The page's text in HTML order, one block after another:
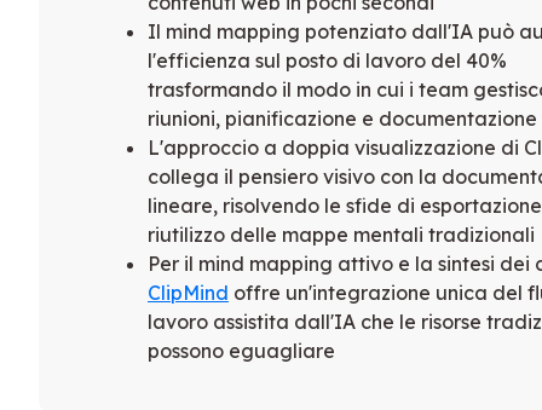
Il mind mapping potenziato dall'IA può
l'efficienza sul posto di lavoro del 40%
trasformando il modo in cui i team
riunioni, pianificazione e documentazione
L'approccio a doppia visualizzazione di
collega il pensiero visivo con la
lineare, risolvendo le sfide di
riutilizzo delle mappe mentali tradizionali
Per il mind mapping attivo e la sintesi dei
ClipMind offre un'integrazione unica del
lavoro assistita dall'IA che le risorse
possono eguagliare